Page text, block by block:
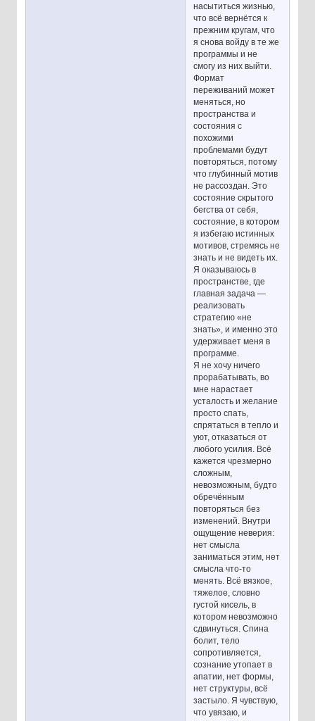
насытиться жизнью,
что всё вернётся к
прежним кругам, что
я снова войду в те же
программы и не
смогу из них выйти.
Формат
переживаний может
меняться, но
пространства и
состояния с
похожими
проблемами будут
повторяться, потому
что глубинный мотив
не рассоздан. Это
состояние скрытого
бегства от себя,
состояние, в котором
я избегаю истинных
мотивов, стремясь не
знать и не видеть их.
Я оказываюсь в
пространстве, где
главная задача —
реализовать
стратегию «не
знать», и именно это
удерживает меня в
программе.
Я не хочу ничего
прорабатывать, во
мне нарастает
усталость и желание
просто спать,
спрятаться в тепло и
уют, отказаться от
любого усилия. Всё
кажется чрезмерно
сложным,
невозможным, будто
обречённым
повторяться без
изменений. Внутри
ощущение неверия:
нет смысла
заниматься этим, нет
смысла что-то
менять. Всё вязкое,
тяжелое, словно
густой кисель, в
котором невозможно
сдвинуться. Спина
болит, тело
сопротивляется,
сознание утопает в
апатии, нет формы,
нет структуры, всё
застыло. Я чувствую,
что увязаю, и